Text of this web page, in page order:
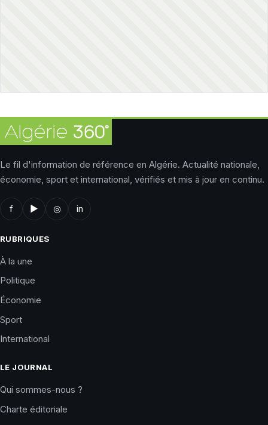
Le fil d'information de référence en Algérie. Actualité nationale,
économie, sport et international, vérifiés et mis à jour en continu.
f ▶ ◎ in
RUBRIQUES
À la une
Politique
Économie
Sport
International
LE JOURNAL
Qui sommes-nous ?
Charte éditoriale